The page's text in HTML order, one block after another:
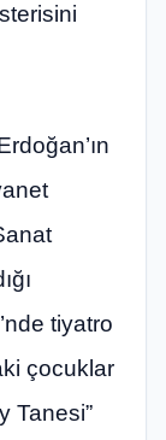
tiyatro
çocuklar
Tanesi”